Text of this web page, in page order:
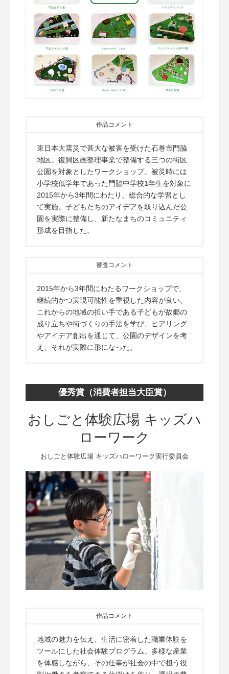
作品コメント
東日本大震災で甚大な被害を受けた石巻市門脇
地区。復興区画整理事業で整備する三つの街区
公園を対象としたワークショップ。被災時には
小学校低学年であった門脇中学校1年生を対象に
2015年から3年間にわたり、総合的な学習とし
て実施。子どもたちのアイデアを取り込んだ公
園を実際に整備し、新たなまちのコミュニティ
形成を目指した。
審査コメント
2015年から3年間にわたるワークショップで、
継続的かつ実現可能性を重視した内容が良い。
これからの地域の担い手である子どもが故郷の
成り立ちや街づくりの手法を学び、ヒアリング
やアイデア創出を通じて、公園のデザインを考
え、それが実際に形になった。
優秀賞（消費者担当大臣賞）
おしごと体験広場 キッズハ
ローワーク
おしごと体験広場 キッズハローワーク実行委員会
作品コメント
地域の魅力を伝え、生活に密着した職業体験を
ツールにした社会体験プログラム。多様な産業
を体感しながら、その仕事が社会の中で担う役